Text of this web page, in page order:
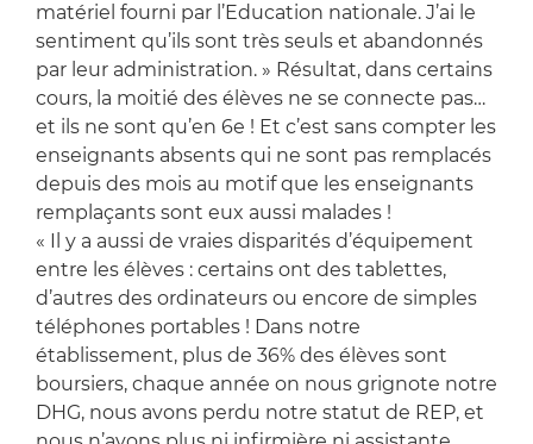
matériel fourni par l’Education nationale. J’ai le
sentiment qu’ils sont très seuls et abandonnés
par leur administration. » Résultat, dans certains
cours, la moitié des élèves ne se connecte pas…
et ils ne sont qu’en 6e ! Et c’est sans compter les
enseignants absents qui ne sont pas remplacés
depuis des mois au motif que les enseignants
remplaçants sont eux aussi malades !
« Il y a aussi de vraies disparités d’équipement
entre les élèves : certains ont des tablettes,
d’autres des ordinateurs ou encore de simples
téléphones portables ! Dans notre
établissement, plus de 36% des élèves sont
boursiers, chaque année on nous grignote notre
DHG, nous avons perdu notre statut de REP, et